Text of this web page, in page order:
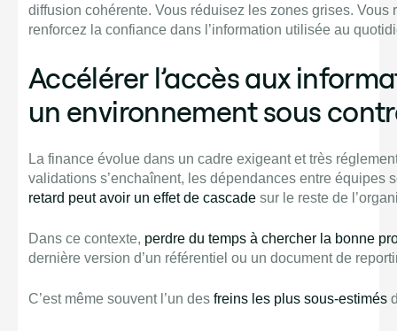
diffusion cohérente. Vous réduisez les zones grises. Vous
renforcez la confiance dans l’information utilisée au
Accélérer l’accès aux
un environnement sous
La finance évolue dans un cadre exigeant et très
validations s’enchaînent, les dépendances entre équipes
retard peut avoir un effet de cascade sur le reste de
Dans ce contexte, perdre du temps à chercher la bonne
dernière version d’un référentiel ou un document de
C’est même souvent l’un des freins les plus sous-estimés